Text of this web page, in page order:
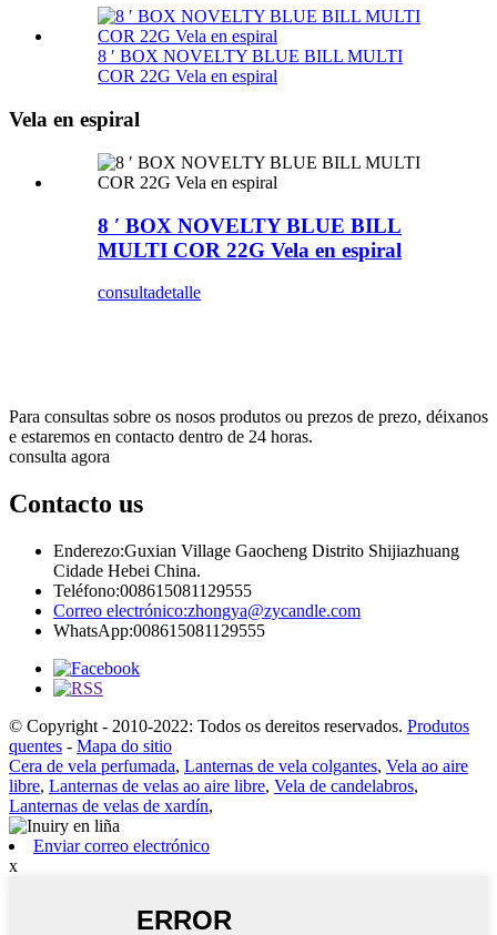
8 ′ BOX NOVELTY BLUE BILL MULTI
COR 22G Vela en espiral
Vela en espiral
8 ′ BOX NOVELTY BLUE BILL
MULTI COR 22G Vela en espiral
consultadetalle
Para consultas sobre os nosos produtos ou prezos de prezo, déixanos
e estaremos en contacto dentro de 24 horas.
consulta agora
Contacto us
Enderezo:Guxian Village Gaocheng Distrito Shijiazhuang
Cidade Hebei China.
Teléfono:008615081129555
Correo electrónico:zhongya@zycandle.com
WhatsApp:008615081129555
© Copyright - 2010-2022: Todos os dereitos reservados. Produtos
quentes - Mapa do sitio
Cera de vela perfumada, Lanternas de vela colgantes, Vela ao aire
libre, Lanternas de velas ao aire libre, Vela de candelabros,
Lanternas de velas de xardín,
Enviar correo electrónico
x